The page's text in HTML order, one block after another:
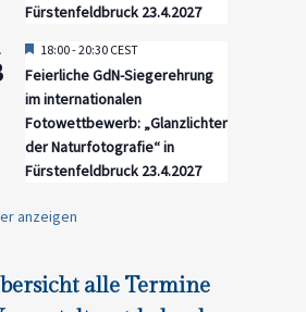
Fürstenfeldbruck 23.4.2027
Hervorgehoben
18:00-20:30 CEST
Feierliche GdN-Siegerehrung
im internationalen
Fotowettbewerb: „Glanzlichter
der Naturfotografie“ in
Fürstenfeldbruck 23.4.2027
anzeigen
alle Termine